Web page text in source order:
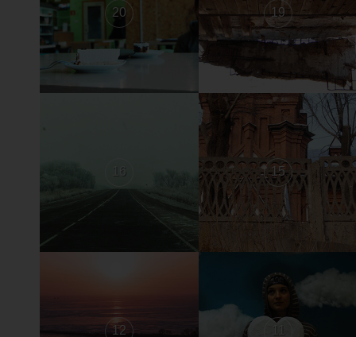
20 19
16 15
12 11